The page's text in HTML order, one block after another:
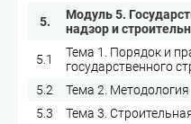
5.
Модуль 5.
надзор и
5.1
Тема 1. Порядок и
государственного
5.2
Тема 2. Методология
5.3
Тема 3.